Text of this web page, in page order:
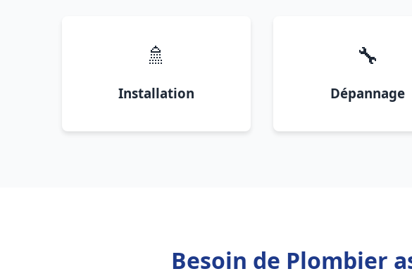
🚿
Installation
🔧
Dépannage
Besoin de Plombier